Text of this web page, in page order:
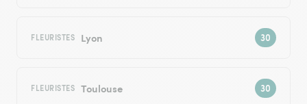
FLEURISTES Lyon
FLEURISTES Toulouse